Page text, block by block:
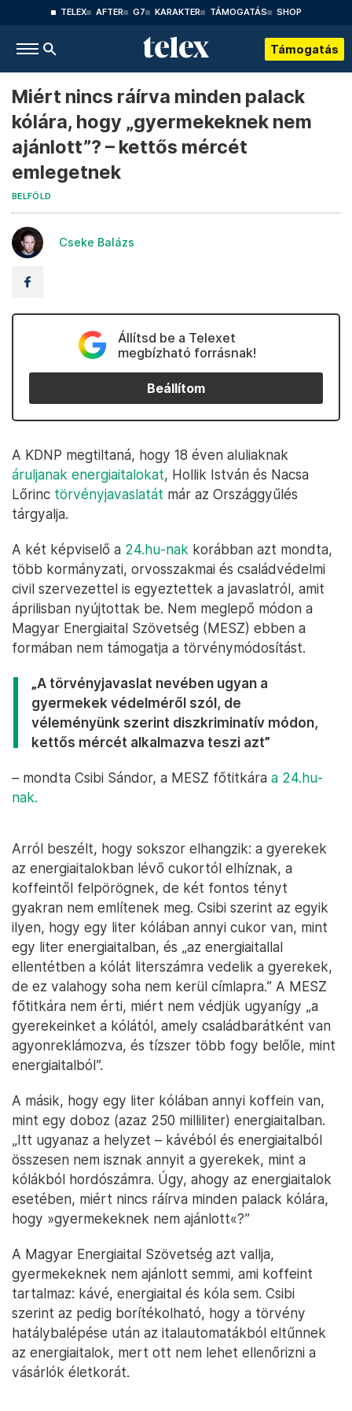
TELEX AFTER G7 KARAKTER TÁMOGATÁS SHOP
Támogatás
Miért nincs ráírva minden palack
kólára, hogy „gyermekeknek nem
ajánlott”? – kettős mércét
emlegetnek
BELFÖLD
Cseke Balázs
Állítsd be a Telexet
megbízható forrásnak!
Beállítom
A KDNP megtiltaná, hogy 18 éven aluliaknak
áruljanak energiaitalokat, Hollik István és Nacsa
Lőrinc törvényjavaslatát már az Országgyűlés
tárgyalja.
A két képviselő a 24.hu-nak korábban azt mondta,
több kormányzati, orvosszakmai és családvédelmi
civil szervezettel is egyeztettek a javaslatról, amit
áprilisban nyújtottak be. Nem meglepő módon a
Magyar Energiaital Szövetség (MESZ) ebben a
formában nem támogatja a törvénymódosítást.
„A törvényjavaslat nevében ugyan a
gyermekek védelméről szól, de
véleményünk szerint diszkriminatív módon,
kettős mércét alkalmazva teszi azt”
– mondta Csibi Sándor, a MESZ főtitkára a 24.hu-
nak.
Arról beszélt, hogy sokszor elhangzik: a gyerekek
az energiaitalokban lévő cukortól elhíznak, a
koffeintől felpörögnek, de két fontos tényt
gyakran nem említenek meg. Csibi szerint az egyik
ilyen, hogy egy liter kólában annyi cukor van, mint
egy liter energiaitalban, és „az energiaitallal
ellentétben a kólát literszámra vedelik a gyerekek,
de ez valahogy soha nem kerül címlapra.” A MESZ
főtitkára nem érti, miért nem védjük ugyanígy „a
gyerekeinket a kólától, amely családbarátként van
agyonreklámozva, és tízszer több fogy belőle, mint
energiaitalból”.
A másik, hogy egy liter kólában annyi koffein van,
mint egy doboz (azaz 250 milliliter) energiaitalban.
„Itt ugyanaz a helyzet – kávéból és energiaitalból
összesen nem isznak annyit a gyerekek, mint a
kólákból hordószámra. Úgy, ahogy az energiaitalok
esetében, miért nincs ráírva minden palack kólára,
hogy »gyermekeknek nem ajánlott«?”
A Magyar Energiaital Szövetség azt vallja,
gyermekeknek nem ajánlott semmi, ami koffeint
tartalmaz: kávé, energiaital és kóla sem. Csibi
szerint az pedig borítékolható, hogy a törvény
hatálybalépése után az italautomatákból eltűnnek
az energiaitalok, mert ott nem lehet ellenőrizni a
vásárlók életkorát.